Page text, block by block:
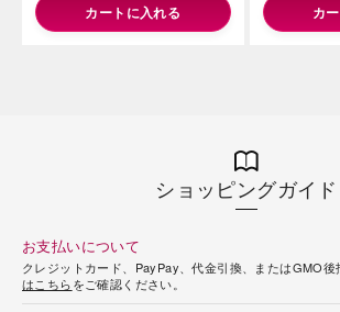
カートに入れる カ
ショッピングガイド
お支払いについて
クレジットカード、PayPay、代金引換、またはGMO
はこちらをご確認ください。